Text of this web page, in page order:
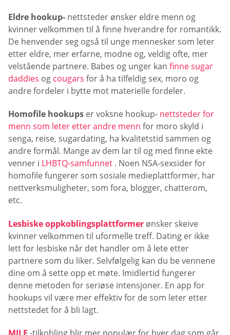
Eldre hookup- nettsteder ønsker eldre menn og
kvinner velkommen til å finne hverandre for romantikk.
De henvender seg også til unge mennesker som leter
etter eldre, mer erfarne, modne og, veldig ofte, mer
velstående partnere. Babes og unger kan finne sugar
daddies og cougars for å ha tilfeldig sex, moro og
andre fordeler i bytte mot materielle fordeler.
Homofile hookups er voksne hookup- nettsteder for
menn som leter etter andre menn for moro skyld i
senga, reise, sugardating, ha kvalitetstid sammen og
andre formål. Mange av dem lar til og med finne ekte
venner i LHBTQ-samfunnet . Noen NSA-sexsider for
homofile fungerer som sosiale medieplattformer, har
nettverksmuligheter, som fora, blogger, chatterom,
etc.
Lesbiske oppkoblingsplattformer ønsker skeive
kvinner velkommen til uformelle treff. Dating er ikke
lett for lesbiske når det handler om å lete etter
partnere som du liker. Selvfølgelig kan du be vennene
dine om å sette opp et møte. Imidlertid fungerer
denne metoden for seriøse intensjoner. En app for
hookups vil være mer effektiv for de som leter etter
nettstedet for å bli lagt.